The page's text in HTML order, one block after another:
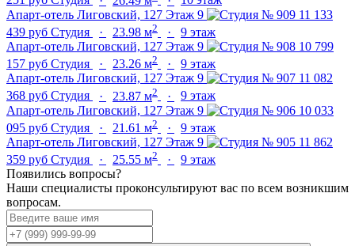
Апарт-отель Лиговский, 127 Этаж 9
11 133
439 руб Студия · 23.98 м2 ·
9 этаж
Апарт-отель Лиговский, 127 Этаж 9
10 799
157 руб Студия · 23.26 м2 ·
9 этаж
Апарт-отель Лиговский, 127 Этаж 9
11 082
368 руб Студия · 23.87 м2 ·
9 этаж
Апарт-отель Лиговский, 127 Этаж 9
10 033
095 руб Студия · 21.61 м2 ·
9 этаж
Апарт-отель Лиговский, 127 Этаж 9
11 862
359 руб Студия · 25.55 м2 ·
9 этаж
Появились вопросы?
Наши специалисты проконсультируют вас по всем возникшим
вопросам.